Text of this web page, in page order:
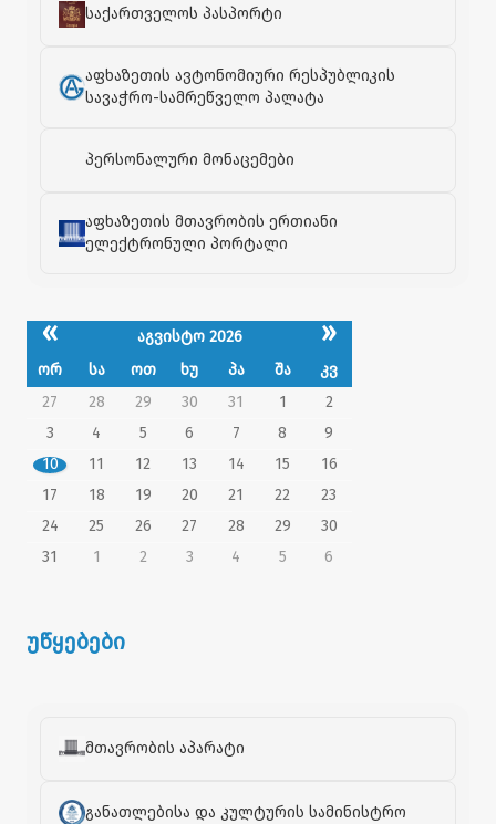
საქართველოს პასპორტი
აფხაზეთის ავტონომიური რესპუბლიკის
სავაჭრო-სამრეწველო პალატა
პერსონალური მონაცემები
აფხაზეთის მთავრობის ერთიანი
ელექტრონული პორტალი
« აგვისტო 2026 »
ორ სა ოთ ხუ პა შა
კვ
27
28 29 30 31 1
2
3
4 5 6 7 8
9
10
11 12 13 14 15
16
17
18 19 20 21 22
23
24
25 26 27 28 29
30
31
1 2 3 4 5 6
უწყებები
მთავრობის აპარატი
განათლებისა და კულტურის სამინისტრო